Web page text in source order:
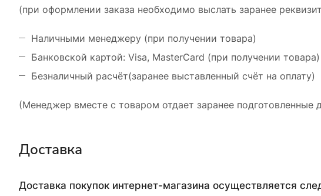
(при оформлении заказа необходимо выслать заранее
Наличными менеджеру (при получении товара)
Банковской картой: Visa, MasterCard (при получении товара)
Безналичный расчёт(заранее выставленный счёт на оплату)
(Менеджер вместе с товаром отдает заранее подготовленные
Доставка
Доставка покупок интернет-магазина осуществляется